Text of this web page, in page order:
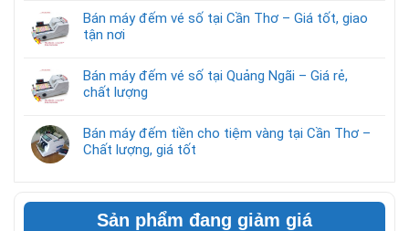
Bán máy đếm vé số tại Cần Thơ – Giá tốt, giao
tận nơi
Bán máy đếm vé số tại Quảng Ngãi – Giá rẻ,
chất lượng
Bán máy đếm tiền cho tiệm vàng tại Cần Thơ –
Chất lượng, giá tốt
Sản phẩm đang giảm giá